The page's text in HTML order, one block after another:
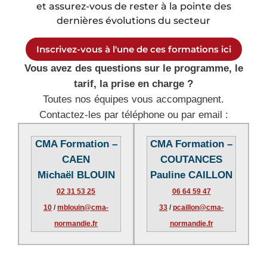
et assurez-vous de rester à la pointe des
dernières évolutions du secteur
Inscrivez-vous à l'une de ces formations ici
Vous avez des questions sur le programme, le
tarif, la prise en charge ?
Toutes nos équipes vous accompagnent.
Contactez-les par téléphone ou par email :
CMA Formation –
CAEN
Michaël BLOUIN
02 31 53 25
10 / mblouin@cma-
normandie.fr
CMA Formation –
COUTANCES
Pauline CAILLON
06 64 59 47
33 / pcaillon@cma-
normandie.fr